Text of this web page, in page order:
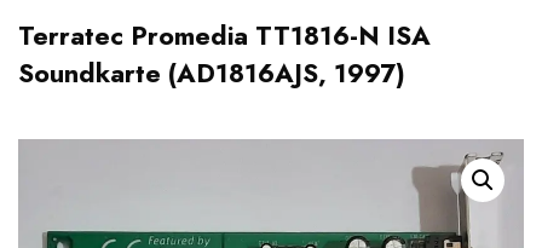
Terratec Promedia TT1816-N ISA
Soundkarte (AD1816AJS, 1997)